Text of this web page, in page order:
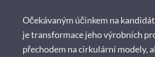
Očekávaným účinkem na
je transformace jeho výrobních
přechodem na cirkulární modely,